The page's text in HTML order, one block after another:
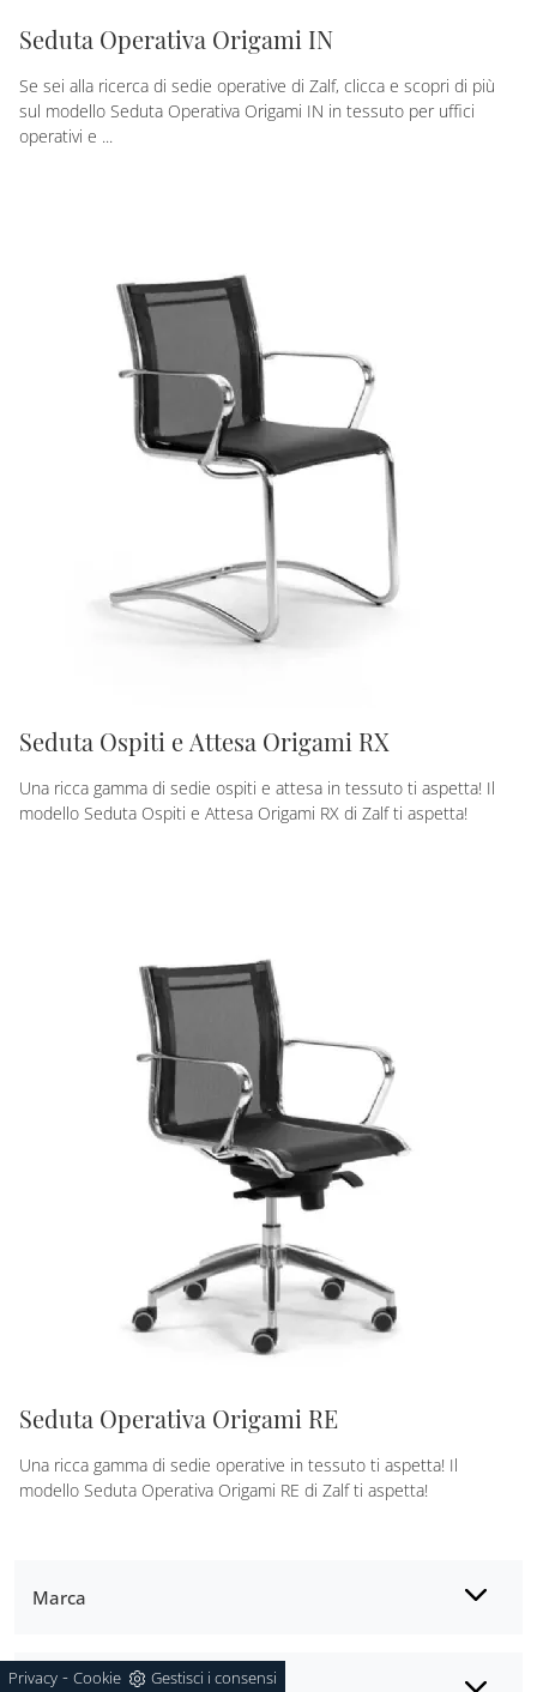
Marca
Seduta Operativa Origami IN
Se sei alla ricerca di sedie operative di Zalf, clicca e scopri di più
sul modello Seduta Operativa Origami IN in tessuto per uffici
operativi e ...
Seduta Ospiti e Attesa Origami RX
Una ricca gamma di sedie ospiti e attesa in tessuto ti aspetta! Il
modello Seduta Ospiti e Attesa Origami RX di Zalf ti aspetta!
Seduta Operativa Origami RE
Una ricca gamma di sedie operative in tessuto ti aspetta! Il
modello Seduta Operativa Origami RE di Zalf ti aspetta!
Privacy - Cookie Gestisci i consensi